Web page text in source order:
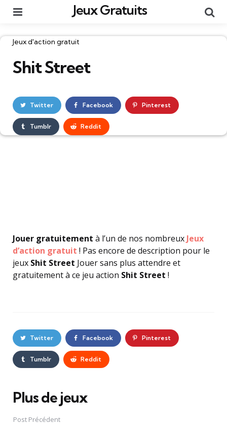
Jeux Gratuits
Catégories
Jeux d'action gratuit
Shit Street
Twitter Facebook Pinterest
Tumblr Reddit
Jouer gratuitement à l’un de nos nombreux Jeux
d’action gratuit ! Pas encore de description pour le
jeux Shit Street Jouer sans plus attendre et
gratuitement à ce jeu action Shit Street !
Twitter Facebook Pinterest
Tumblr Reddit
Plus de jeux
Post
navigation
Post Précédent